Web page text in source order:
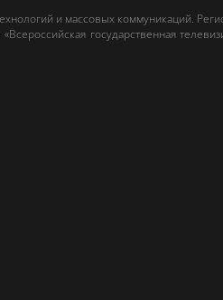
и массовых коммуникаций.
государственная